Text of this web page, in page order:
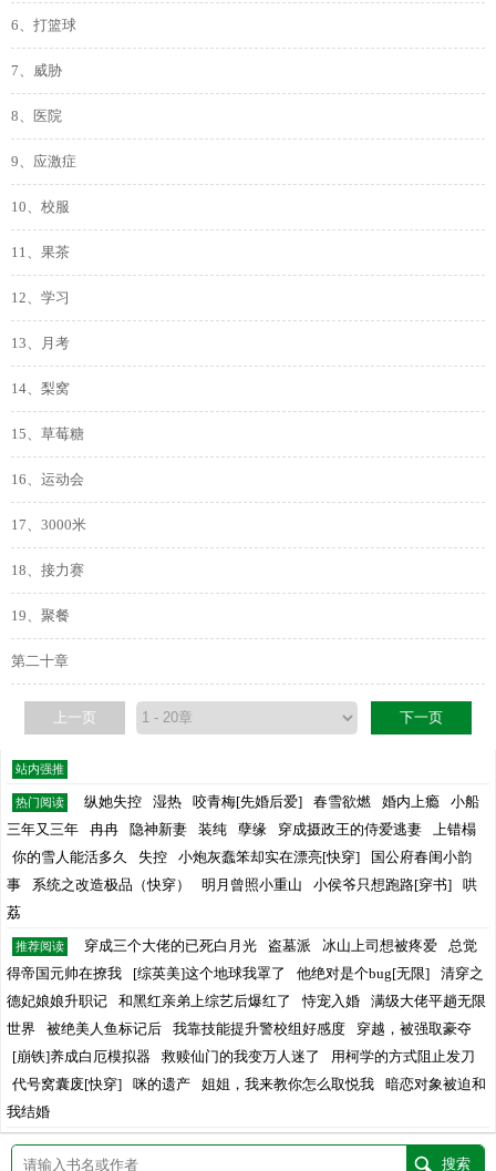
6、打篮球
7、威胁
8、医院
9、应激症
10、校服
11、果茶
12、学习
13、月考
14、梨窝
15、草莓糖
16、运动会
17、3000米
18、接力赛
19、聚餐
第二十章
上一页 下一页
站内强推
热门阅读 纵她失控 湿热 咬青梅[先婚后爱] 春雪欲燃 婚内上瘾
小船
三年又三年
冉冉 隐神新妻 装纯 孽缘 穿成摄政王的侍爱逃妻
上错榻
你的雪人能活多久
失控 小炮灰蠢笨却实在漂亮[快穿]
国公府春闺小韵
事
系统之改造极品（快穿） 明月曾照小重山 小侯爷只想跑路[穿书]
哄
荔
推荐阅读 穿成三个大佬的已死白月光 盗墓派 冰山上司想被疼爱
总觉
得帝国元帅在撩我
[综英美]这个地球我罩了 他绝对是个bug[无限]
清穿之
德妃娘娘升职记
和黑红亲弟上综艺后爆红了 恃宠入婚
满级大佬平趟无限
世界
被绝美人鱼标记后 我靠技能提升警校组好感度
穿越，被强取豪夺
[崩铁]养成白厄模拟器
救赎仙门的我变万人迷了
用柯学的方式阻止发刀
代号窝囊废[快穿]
咪的遗产 姐姐，我来教你怎么取悦我
暗恋对象被迫和
我结婚